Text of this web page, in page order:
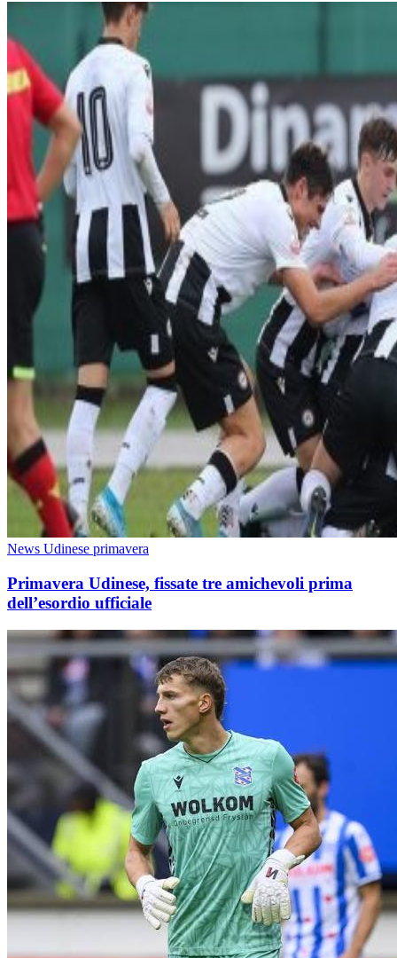
News Udinese primavera
Primavera Udinese, fissate tre amichevoli prima
dell’esordio ufficiale